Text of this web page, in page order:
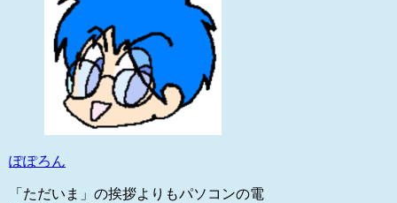
ぽぽろん
「ただいま」の挨拶よりもパソコンの電